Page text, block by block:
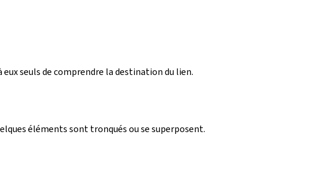
seuls de comprendre la destination du lien.
éléments sont tronqués ou se superposent.